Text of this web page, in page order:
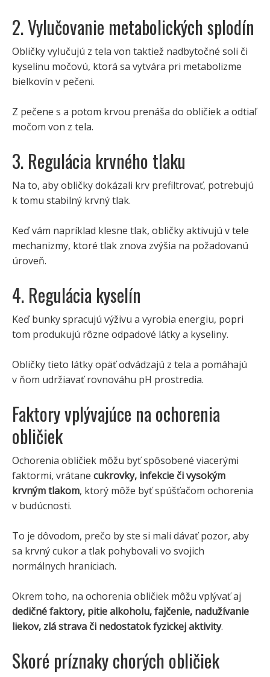
2. Vylučovanie metabolických splodín
Obličky vylučujú z tela von taktiež nadbytočné soli či
kyselinu močovú, ktorá sa vytvára pri metabolizme
bielkovín v pečeni.
Z pečene s a potom krvou prenáša do obličiek a odtiaľ
močom von z tela.
3. Regulácia krvného tlaku
Na to, aby obličky dokázali krv prefiltrovať, potrebujú
k tomu stabilný krvný tlak.
Keď vám napríklad klesne tlak, obličky aktivujú v tele
mechanizmy, ktoré tlak znova zvýšia na požadovanú
úroveň.
4. Regulácia kyselín
Keď bunky spracujú výživu a vyrobia energiu, popri
tom produkujú rôzne odpadové látky a kyseliny.
Obličky tieto látky opäť odvádzajú z tela a pomáhajú
v ňom udržiavať rovnováhu pH prostredia.
Faktory vplývajúce na ochorenia
obličiek
Ochorenia obličiek môžu byť spôsobené viacerými
faktormi, vrátane cukrovky, infekcie či vysokým
krvným tlakom, ktorý môže byť spúšťačom ochorenia
v budúcnosti.
To je dôvodom, prečo by ste si mali dávať pozor, aby
sa krvný cukor a tlak pohybovali vo svojich
normálnych hraniciach.
Okrem toho, na ochorenia obličiek môžu vplývať aj
dedičné faktory, pitie alkoholu, fajčenie, nadužívanie
liekov, zlá strava či nedostatok fyzickej aktivity.
Skoré príznaky chorých obličiek